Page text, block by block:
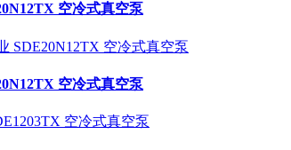
空冷式真空泵
空冷式真空泵